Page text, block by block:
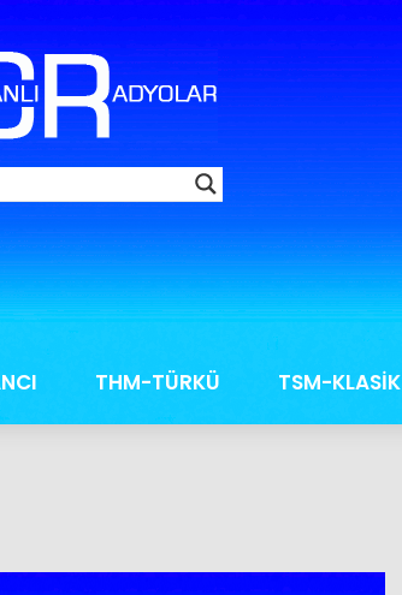
THM-TÜRKÜ TSM-KLASİK